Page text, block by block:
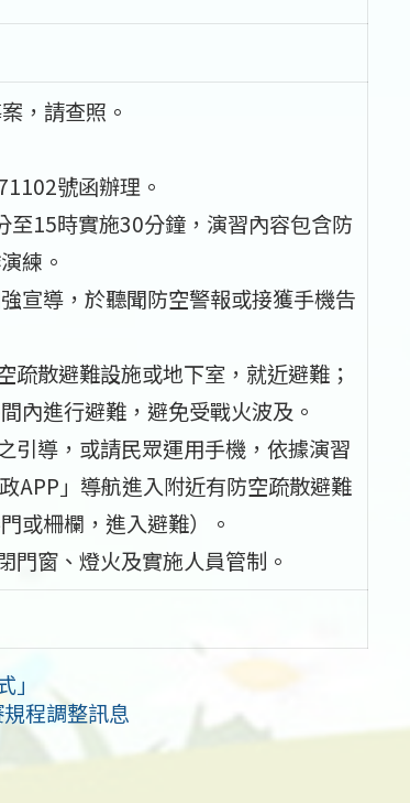
，請查照。
號函辦理。
15時實施30分鐘，演習內容包含防
練。
宣導，於聽聞防空警報或接獲手機告
散避難設施或地下室，就近避難；
內進行避難，避免受戰火波及。
引導，或請民眾運用手機，依據演習
APP」導航進入附近有防空疏散避難
或柵欄，進入避難）。
門窗、燈火及實施人員管制。
程調整訊息